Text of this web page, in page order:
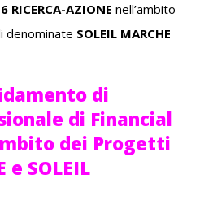
RICERCA-AZIONE nell’ambito
denominate SOLEIL MARCHE
di
di Financial
dei Progetti
e SOLEIL